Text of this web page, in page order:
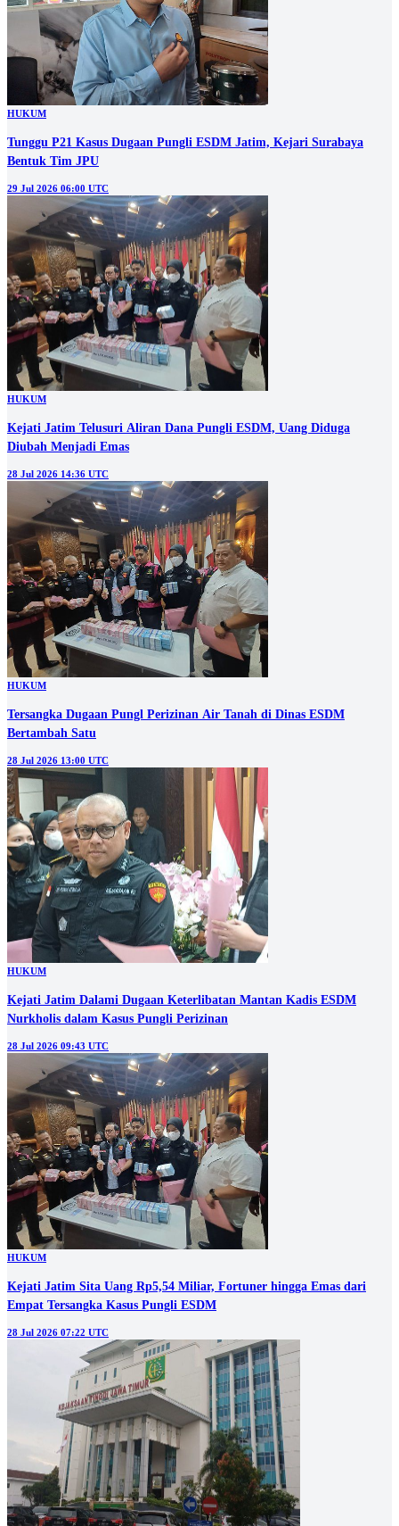
HUKUM
Tunggu P21 Kasus Dugaan Pungli ESDM Jatim, Kejari Surabaya
Bentuk Tim JPU
29 Jul 2026 06:00 UTC
HUKUM
Kejati Jatim Telusuri Aliran Dana Pungli ESDM, Uang Diduga
Diubah Menjadi Emas
28 Jul 2026 14:36 UTC
HUKUM
Tersangka Dugaan Pungl Perizinan Air Tanah di Dinas ESDM
Bertambah Satu
28 Jul 2026 13:00 UTC
HUKUM
Kejati Jatim Dalami Dugaan Keterlibatan Mantan Kadis ESDM
Nurkholis dalam Kasus Pungli Perizinan
28 Jul 2026 09:43 UTC
HUKUM
Kejati Jatim Sita Uang Rp5,54 Miliar, Fortuner hingga Emas dari
Empat Tersangka Kasus Pungli ESDM
28 Jul 2026 07:22 UTC